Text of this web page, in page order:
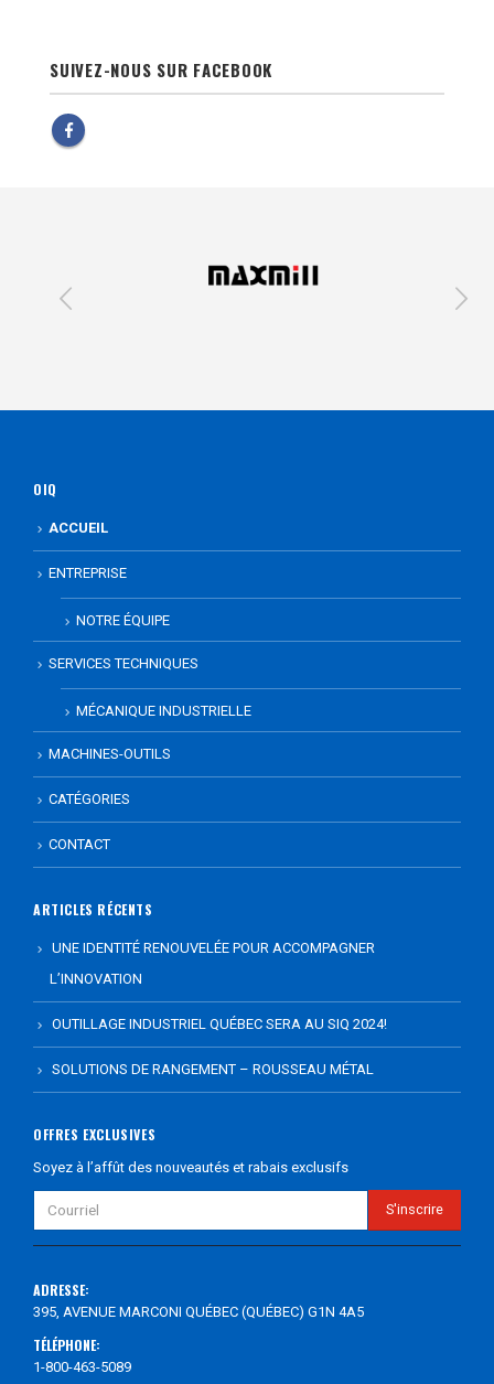
SUIVEZ-NOUS SUR FACEBOOK
OIQ
ACCUEIL
ENTREPRISE
NOTRE ÉQUIPE
SERVICES TECHNIQUES
MÉCANIQUE INDUSTRIELLE
MACHINES-OUTILS
CATÉGORIES
CONTACT
ARTICLES RÉCENTS
UNE IDENTITÉ RENOUVELÉE POUR ACCOMPAGNER
L’INNOVATION
OUTILLAGE INDUSTRIEL QUÉBEC SERA AU SIQ 2024!
SOLUTIONS DE RANGEMENT – ROUSSEAU MÉTAL
OFFRES EXCLUSIVES
Soyez à l’affût des nouveautés et rabais exclusifs
ADRESSE:
395, AVENUE MARCONI QUÉBEC (QUÉBEC) G1N 4A5
TÉLÉPHONE:
1-800-463-5089